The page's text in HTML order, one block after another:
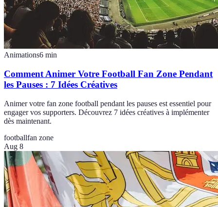
Animations6 min
Comment Animer Votre Football Fan Zone Pendant
les Pauses : 7 Idées Créatives
Animer votre fan zone football pendant les pauses est essentiel pour
engager vos supporters. Découvrez 7 idées créatives à implémenter
dès maintenant.
footballfan zone
Aug 8